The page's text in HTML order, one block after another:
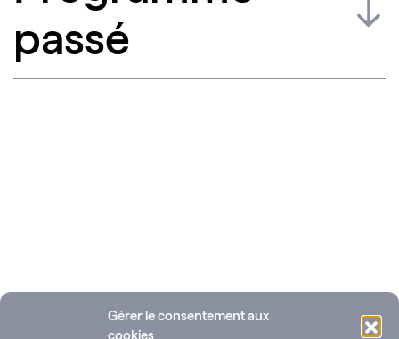
Gérer le consentement aux
cookies
passé